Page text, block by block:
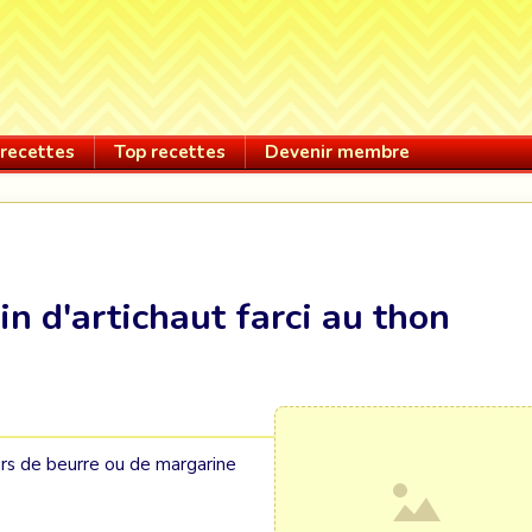
Top recettes Devenir membre
d'artichaut farci au thon
de beurre ou de margarine